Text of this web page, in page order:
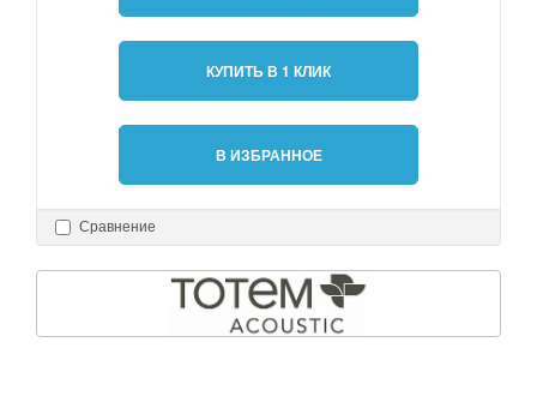
КУПИТЬ В 1 КЛИК
В ИЗБРАННОЕ
Сравнение